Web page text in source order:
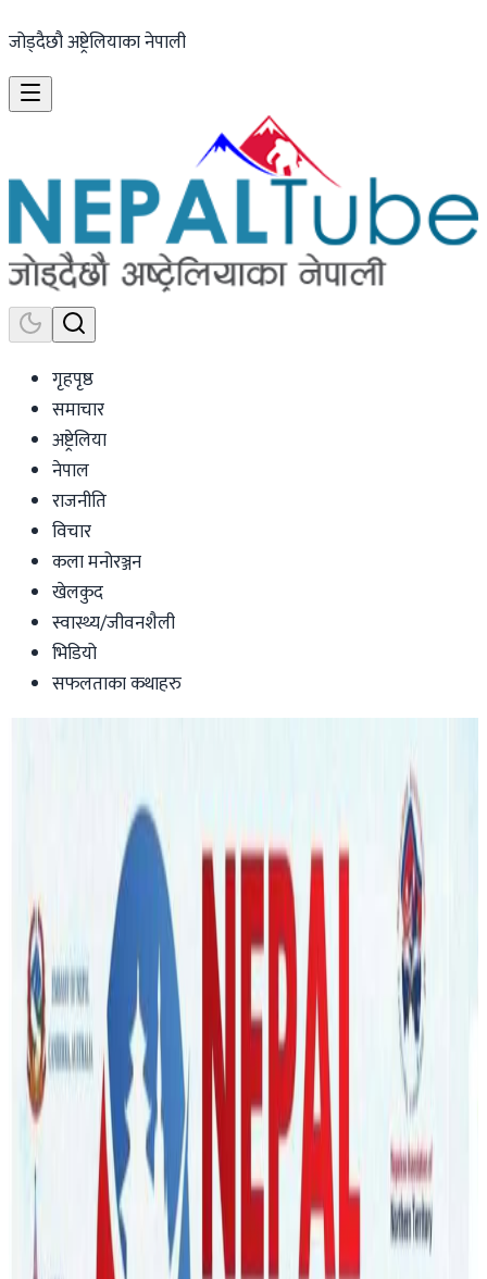
जोड्दैछौ अष्ट्रेलियाका नेपाली
गृहपृष्ठ
समाचार
अष्ट्रेलिया
नेपाल
राजनीति
विचार
कला मनोरञ्जन
खेलकुद
स्वास्थ्य/जीवनशैली
भिडियो
सफलताका कथाहरु
केमिकल पिउदा : अष्ट्रेलियामा ६ वर्षिया नेपाली
बालक भेन्टिलेटरमा !
आर्थिक सहयोगका लागि गोफण्डमी अभियान
Nepal Tube